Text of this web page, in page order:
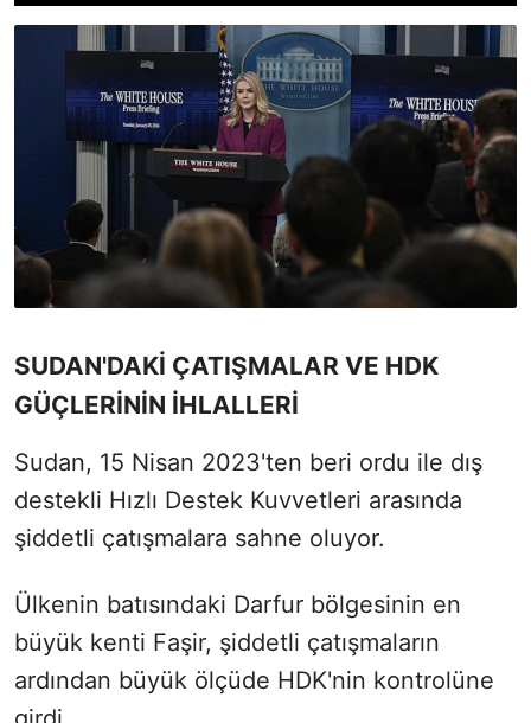
SUDAN'DAKİ ÇATIŞMALAR VE HDK
GÜÇLERİNİN İHLALLERİ
Sudan, 15 Nisan 2023'ten beri ordu ile dış
destekli Hızlı Destek Kuvvetleri arasında
şiddetli çatışmalara sahne oluyor.
Ülkenin batısındaki Darfur bölgesinin en
büyük kenti Faşir, şiddetli çatışmaların
ardından büyük ölçüde HDK'nin kontrolüne